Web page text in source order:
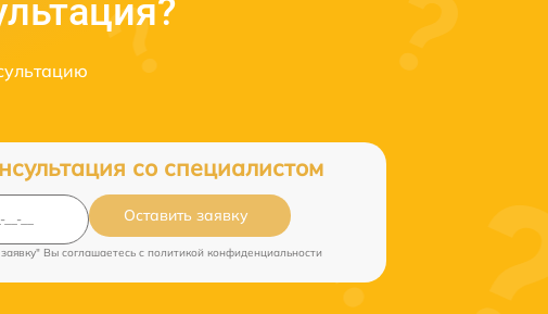
со специалистом
Оставить заявку
Вы соглашаетесь c политикой конфиденциальности